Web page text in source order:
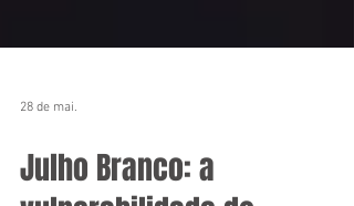
28 de mai.